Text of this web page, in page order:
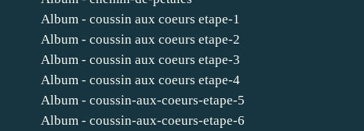
Album - coussin aux coeurs etape-1
Album - coussin aux coeurs etape-2
Album - coussin aux coeurs etape-3
Album - coussin aux coeurs etape-4
Album - coussin-aux-coeurs-etape-5
Album - coussin-aux-coeurs-etape-6